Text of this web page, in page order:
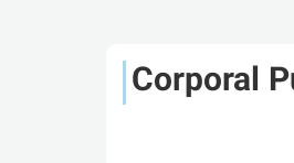
Corporal